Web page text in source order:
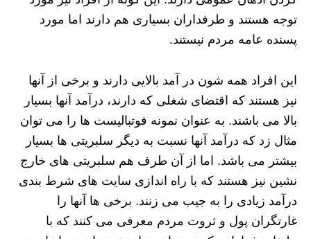
توجه هستند و طرفداران بسیاری هم دارند اما مورد
پسنده عامه مردم نیستند.
این افراد همه شون در آمد بالایی دارند و برخی از آنها
نیز هستند که اقتضای شغلی که دارند، درآمد آنها بسیار
بالا می باشند. به عنوان نمونه فوتبالیست ها را می توان
مثال زد که درآمد آنها نسبت به دیگر سلبریتی ها بسیار
بیشتر می باشد. اما از آن طرف هم سلبریتی های خارج
نشین نیز هستند که با راه اندازی سایت های شرط بندی
درآمد زیادی را به جیب می زنند. برخی ها آنها را
غارتگران پول و ثروت مردم معرفی می کنند که با